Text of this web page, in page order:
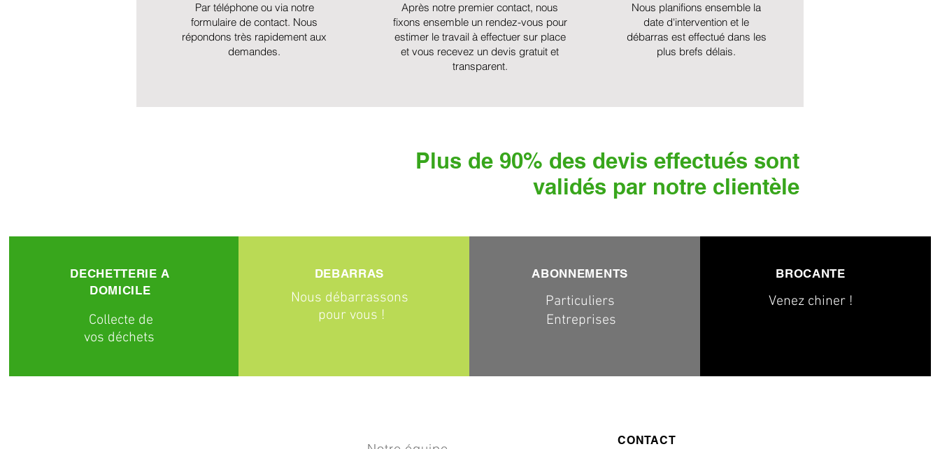
Par téléphone ou via notre
formulaire de contact. Nous
répondons très rapidement aux
demandes.
Après notre premier contact, nous
fixons ensemble un rendez-vous pour
estimer le travail à effectuer sur place
et vous recevez un devis gratuit et
transparent.
Nous planifions ensemble la
date d'intervention et le
débarras est effectué dans les
plus brefs délais.
Plus de 90% des devis effectués sont
validés par notre clientèle
DECHETTERIE A
DOMICILE
Collecte de
vos déchets
DEBARRAS
Nous débarrassons
pour vous !
ABONNEMENTS
Particuliers
Entreprises
BROCANTE
Venez chiner !
CONTACT